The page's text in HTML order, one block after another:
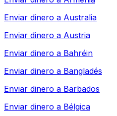
Enviar dinero a Australia
Enviar dinero a Austria
Enviar dinero a Bahréin
Enviar dinero a Bangladés
Enviar dinero a Barbados
Enviar dinero a Bélgica